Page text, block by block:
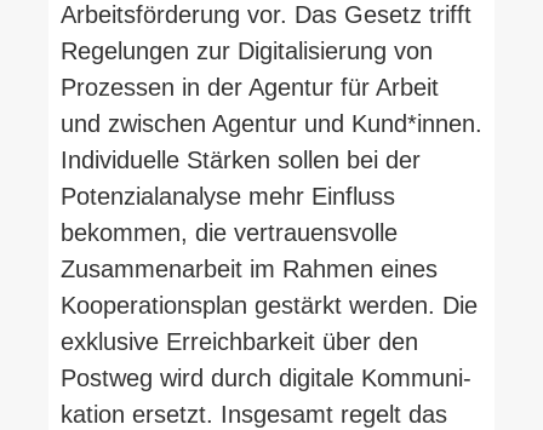
Arbeits­för­derung vor. Das Gesetz trifft
Rege­lungen zur Digi­ta­li­sierung von
Pro­zessen in der Agentur für Arbeit
und zwi­schen Agentur und Kund*innen.
Indi­vi­duelle Stärken sollen bei der
Poten­zi­al­analyse mehr Ein­fluss
bekommen, die ver­trau­ens­volle
Zusam­men­arbeit im Rahmen eines
Koope­ra­ti­onsplan gestärkt werden. Die
exklusive Erreich­barkeit über den
Postweg wird durch digitale Kom­mu­ni­
kation ersetzt. Ins­gesamt regelt das